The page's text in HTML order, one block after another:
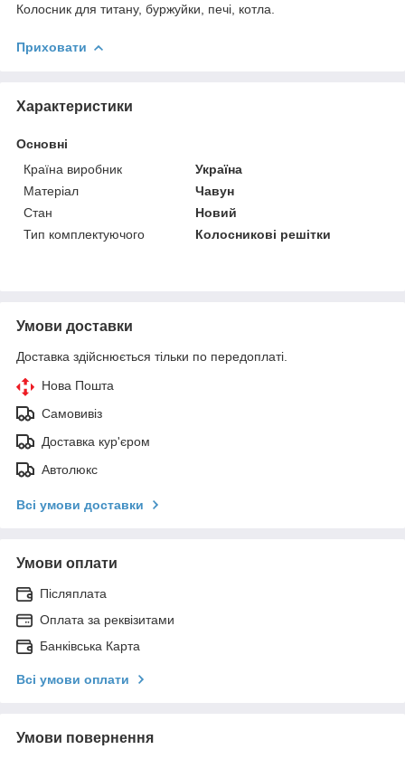
Колосник для титану, буржуйки, печі, котла.
Приховати
Характеристики
Основні
Країна виробник
Україна
Матеріал
Чавун
Стан
Новий
Тип комплектуючого
Колосникові решітки
Умови доставки
Доставка здійснюється тільки по передоплаті.
Нова Пошта
Самовивіз
Доставка кур'єром
Автолюкс
Всі умови доставки
Умови оплати
Післяплата
Оплата за реквізитами
Банківська Карта
Всі умови оплати
Умови повернення